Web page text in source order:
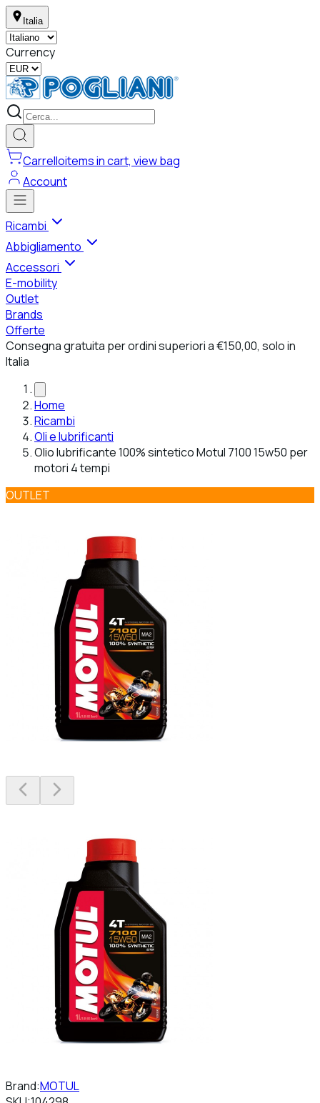
Italia
Currency
Carrelloitems in cart, view bag
Account
Ricambi
Abbigliamento
Accessori
E-mobility
Outlet
Brands
Offerte
Consegna gratuita per ordini superiori a €150,00, solo in
Italia
Home
Ricambi
Oli e lubrificanti
Olio lubrificante 100% sintetico Motul 7100 15w50 per
motori 4 tempi
OUTLET
Brand:MOTUL